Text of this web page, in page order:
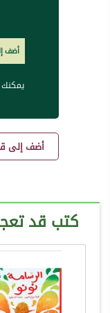
أضف
يمكنك
أضف إلى
كتب قد